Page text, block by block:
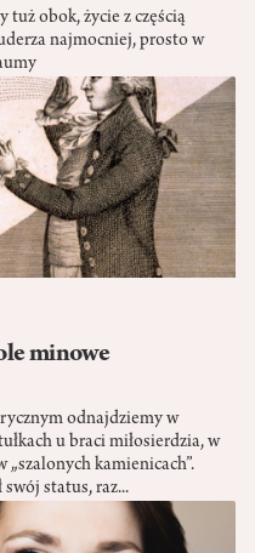
tuż obok, życie z częścią
najmocniej, prosto w
minowe
odnajdziemy w
u braci miłosierdzia, w
kamienicach”.
status, raz...